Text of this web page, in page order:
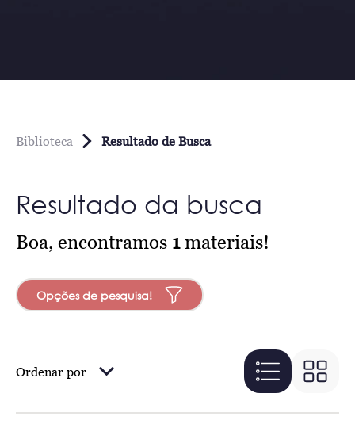
Biblioteca Resultado de Busca
Resultado da busca
Boa, encontramos 1materiais!
Opções de pesquisa!
Ordenar por